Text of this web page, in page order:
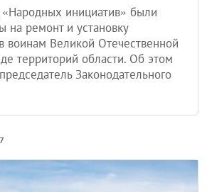
«Народных инициатив» были
на ремонт и установку
воинам Великой Отечественной
территорий области. Об этом
Законодательного